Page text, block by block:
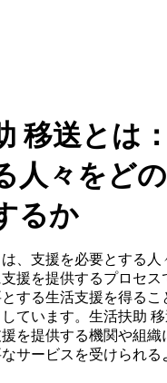
移送とは
人々をど
るか
、支援を必要とする人
援を提供するプロセス
する生活支援を得るこ
ています。生活扶助
を提供する機関や組織
サービスを受けられる